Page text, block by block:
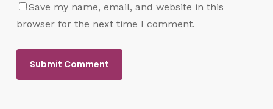
Save my name, email, and website in this
browser for the next time I comment.